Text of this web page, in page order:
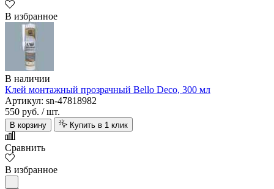
В избранное
В наличии
Клей монтажный прозрачный Bello Deco, 300 мл
Артикул: sn-47818982
550 руб. / шт.
В корзину Купить в 1 клик
Сравнить
В избранное